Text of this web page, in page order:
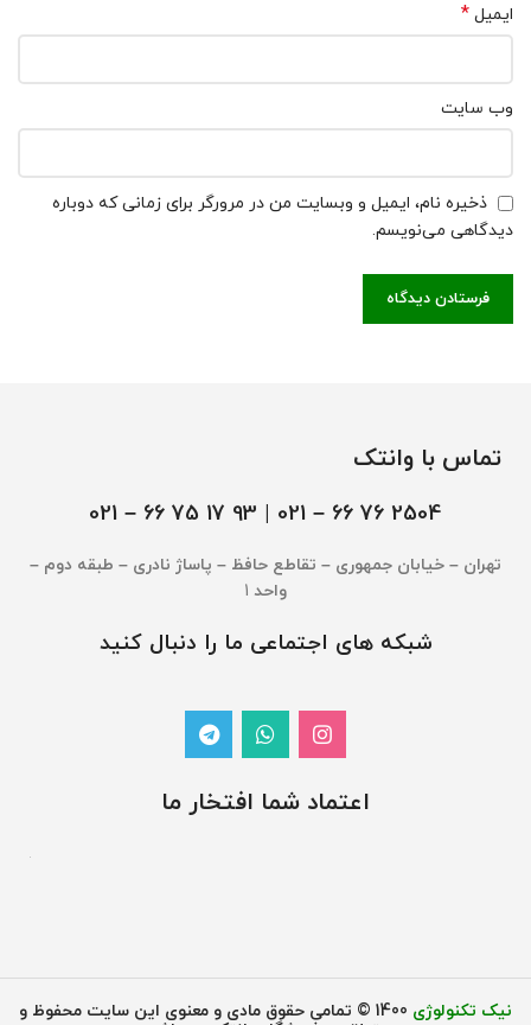
ایمیل *
وب‌ سایت
ذخیره نام، ایمیل و وبسایت من در مرورگر برای زمانی که دوباره
دیدگاهی می‌نویسم.
تماس با وانتک
2504 76 66 – 021 | 93 17 75 66
– 021
تهران – خیابان جمهوری – تقاطع حافظ – پاساژ نادری – طبقه دوم –
واحد
شبکه های اجتماعی ما را دنبال کنید
اعتماد شما افتخار ما
نیک تکنولوژی
1400 © تمامی حقوق مادی و معنوی این سایت محفوظ و